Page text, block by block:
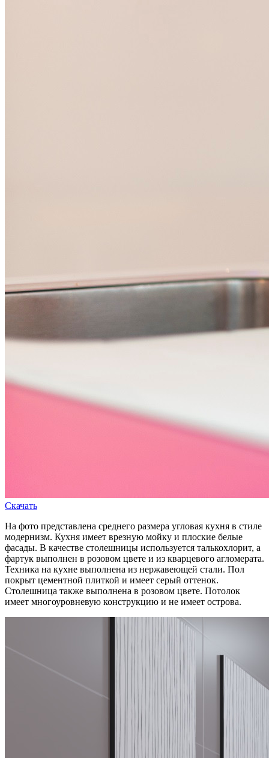
Скачать
На фото представлена среднего размера угловая кухня в стиле
модернизм. Кухня имеет врезную мойку и плоские белые
фасады. В качестве столешницы используется талькохлорит, а
фартук выполнен в розовом цвете и из кварцевого агломерата.
Техника на кухне выполнена из нержавеющей стали. Пол
покрыт цементной плиткой и имеет серый оттенок.
Столешница также выполнена в розовом цвете. Потолок
имеет многоуровневую конструкцию и не имеет острова.